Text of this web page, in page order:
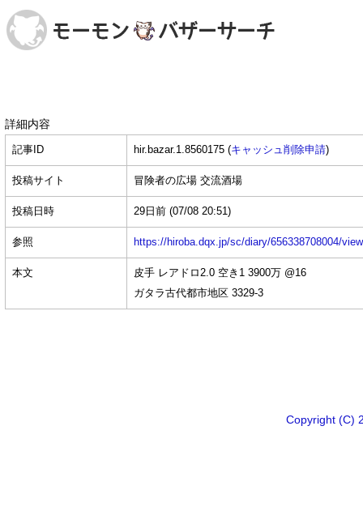
詳細内容
記事ID hir.bazar.1.8560175 (キャッシュ削除申請)
投稿サイト 冒険者の広場 交流酒場
投稿日時 29日前 (07/08 20:51)
参照 https://hiroba.dqx.jp/sc/diary/656338708004/
本文
皮手 レアドロ2.0 空き1 3900万 @16
ガタラ古代都市地区 3329-3
Copyright (C)